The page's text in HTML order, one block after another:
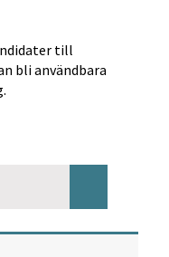
till
bli användbara